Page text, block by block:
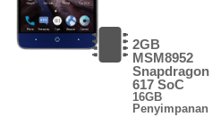
2GB
MSM8952
Snapdragon
617 SoC
16GB
Penyimpanan